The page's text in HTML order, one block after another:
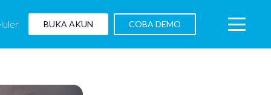
BUKA AKUN COBA DEMO